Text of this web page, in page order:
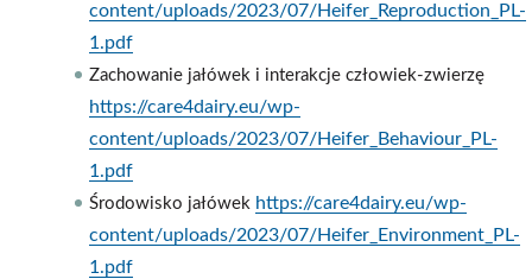
content/uploads/2023/07/Heifer_Reproduction_PL-
1.pdf
Zachowanie jałówek i interakcje człowiek-zwierzę
https://care4dairy.eu/wp-
content/uploads/2023/07/Heifer_Behaviour_PL-
1.pdf
Środowisko jałówek https://care4dairy.eu/wp-
content/uploads/2023/07/Heifer_Environment_PL-
1.pdf